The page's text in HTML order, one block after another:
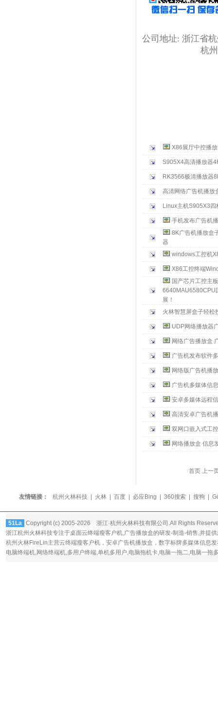
公司地址: 浙江省
杭州
X86展厅中控播
S905X4高清播放器
RK3566极清播放器
高清网络广告机播放
Linux主机S905X3
手机发布广告机
8K广告机播放盒
器
windows工控机
X86工控终端
国产芯片工控主
6640MAU6580CPU
展！
火林智慧屏盒子轻松
UDP网络播放器
网络广告播放盒
广告机发布软件
网络版广告机播
广告机多媒体信
安卓多媒体远程
高清安卓广告机
双网口嵌入式工
网络播放盒 信息
首页 上一
友情链接： 杭州火林科技 火林 百度 必应Bing 360搜索 搜狗
51La Copyright (c) 2005-2026 浙江·杭州火林科技有限公司.All Rights
浙江杭州火林科技专注于桌面云终端瘦客户机,广告播放盒的研发-制造-销售,并提
杭州火林FireLin主营云终端瘦客户机， 安卓广告机播放盒 ，数字标牌多媒体信息
电脑终端机,网络终端机,多用户终端,单机多用户,电脑拖机卡,电脑一拖二,电脑一拖